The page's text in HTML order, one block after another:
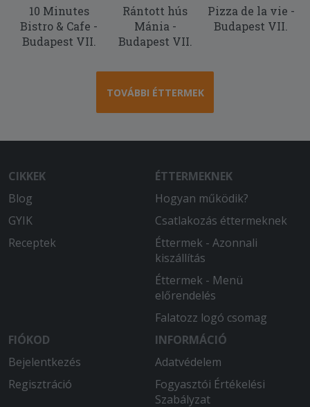
10 Minutes
Bistro & Cafe -
Budapest VII.
Rántott hús
Mánia -
Budapest VII.
Pizza de la vie -
Budapest VII.
TOVÁBBI ÉTTERMEK
CIKKEK
Blog
GYIK
Receptek
ÉTTERMEKNEK
Hogyan működik?
Csatlakozás éttermeknek
Éttermek - Azonnali
kiszállítás
Éttermek - Menü
előrendelés
Falatozz logó csomag
FIÓKOD
Bejelentkezés
Regisztráció
INFORMÁCIÓ
Adatvédelem
Fogyasztói Értékelési
Szabályzat